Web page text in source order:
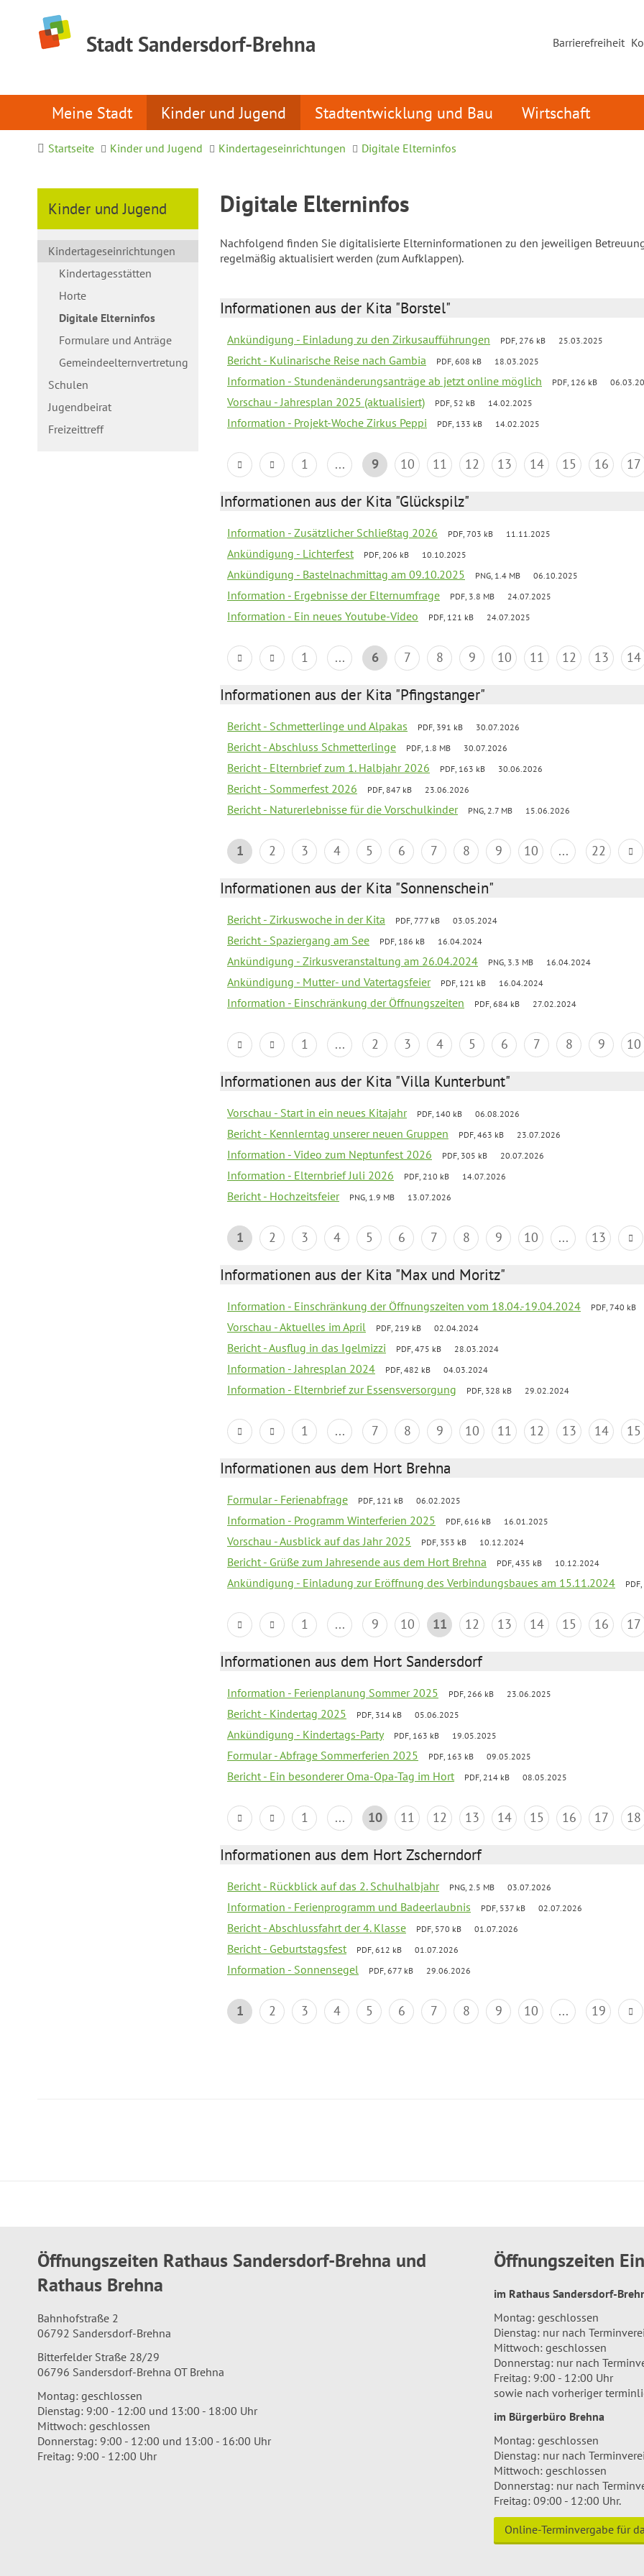
Stadt Sandersdorf-Brehna Barrierefreiheit
Meine Stadt Kinder und Jugend Stadtentwicklung und Bau Wirtschaft
Startseite Kinder und Jugend Kindertageseinrichtungen Digitale Elterninfos
Kinder und Jugend
Kindertageseinrichtungen
Kindertagesstätten
Horte
Digitale Elterninfos
Formulare und Anträge
Gemeindeelternvertretung
Schulen
Jugendbeirat
Freizeittreff
Digitale Elterninfos
Nachfolgend finden Sie digitalisierte Elterninformationen zu den jeweiligen
regelmäßig aktualisiert werden (zum Aufklappen).
Informationen aus der Kita "Borstel"
Ankündigung - Einladung zu den Zirkusaufführungen PDF, 276 kB 25.03.2025
Bericht - Kulinarische Reise nach Gambia PDF, 608 kB 18.03.2025
Information - Stundenänderungsanträge ab jetzt online möglich PDF, 126 kB
Vorschau - Jahresplan 2025 (aktualisiert) PDF, 52 kB 14.02.2025
Information - Projekt-Woche Zirkus Peppi PDF, 133 kB 14.02.2025
1 ... 9 10 11 12 13 14 15 16 17
Informationen aus der Kita "Glückspilz"
Information - Zusätzlicher Schließtag 2026 PDF, 703 kB 11.11.2025
Ankündigung - Lichterfest PDF, 206 kB 10.10.2025
Ankündigung - Bastelnachmittag am 09.10.2025 PNG, 1.4 MB 06.10.2025
Information - Ergebnisse der Elternumfrage PDF, 3.8 MB 24.07.2025
Information - Ein neues Youtube-Video PDF, 121 kB 24.07.2025
1 ... 6 7 8 9 10 11 12 13 14
Informationen aus der Kita "Pfingstanger"
Bericht - Schmetterlinge und Alpakas PDF, 391 kB 30.07.2026
Bericht - Abschluss Schmetterlinge PDF, 1.8 MB 30.07.2026
Bericht - Elternbrief zum 1. Halbjahr 2026 PDF, 163 kB 30.06.2026
Bericht - Sommerfest 2026 PDF, 847 kB 23.06.2026
Bericht - Naturerlebnisse für die Vorschulkinder PNG, 2.7 MB 15.06.2026
1 2 3 4 5 6 7 8 9 10 ... 22
Informationen aus der Kita "Sonnenschein"
Bericht - Zirkuswoche in der Kita PDF, 777 kB 03.05.2024
Bericht - Spaziergang am See PDF, 186 kB 16.04.2024
Ankündigung - Zirkusveranstaltung am 26.04.2024 PNG, 3.3 MB 16.04.2024
Ankündigung - Mutter- und Vatertagsfeier PDF, 121 kB 16.04.2024
Information - Einschränkung der Öffnungszeiten PDF, 684 kB 27.02.2024
1 ... 2 3 4 5 6 7 8 9 10
Informationen aus der Kita "Villa Kunterbunt"
Vorschau - Start in ein neues Kitajahr PDF, 140 kB 06.08.2026
Bericht - Kennlerntag unserer neuen Gruppen PDF, 463 kB 23.07.2026
Information - Video zum Neptunfest 2026 PDF, 305 kB 20.07.2026
Information - Elternbrief Juli 2026 PDF, 210 kB 14.07.2026
Bericht - Hochzeitsfeier PNG, 1.9 MB 13.07.2026
1 2 3 4 5 6 7 8 9 10 ... 13
Informationen aus der Kita "Max und Moritz"
Information - Einschränkung der Öffnungszeiten vom 18.04.-19.04.2024 PDF, 740 kB
Vorschau - Aktuelles im April PDF, 219 kB 02.04.2024
Bericht - Ausflug in das Igelmizzi PDF, 475 kB 28.03.2024
Information - Jahresplan 2024 PDF, 482 kB 04.03.2024
Information - Elternbrief zur Essensversorgung PDF, 328 kB 29.02.2024
1 ... 7 8 9 10 11 12 13 14 15
Informationen aus dem Hort Brehna
Formular - Ferienabfrage PDF, 121 kB 06.02.2025
Information - Programm Winterferien 2025 PDF, 616 kB 16.01.2025
Vorschau - Ausblick auf das Jahr 2025 PDF, 353 kB 10.12.2024
Bericht - Grüße zum Jahresende aus dem Hort Brehna PDF, 435 kB 10.12.2024
Ankündigung - Einladung zur Eröffnung des Verbindungsbaues am 15.11.2024
1 ... 9 10 11 12 13 14 15 16 17
Informationen aus dem Hort Sandersdorf
Information - Ferienplanung Sommer 2025 PDF, 266 kB 23.06.2025
Bericht - Kindertag 2025 PDF, 314 kB 05.06.2025
Ankündigung - Kindertags-Party PDF, 163 kB 19.05.2025
Formular - Abfrage Sommerferien 2025 PDF, 163 kB 09.05.2025
Bericht - Ein besonderer Oma-Opa-Tag im Hort PDF, 214 kB 08.05.2025
1 ... 10 11 12 13 14 15 16 17 18
Informationen aus dem Hort Zscherndorf
Bericht - Rückblick auf das 2. Schulhalbjahr PNG, 2.5 MB 03.07.2026
Information - Ferienprogramm und Badeerlaubnis PDF, 537 kB 02.07.2026
Bericht - Abschlussfahrt der 4. Klasse PDF, 570 kB 01.07.2026
Bericht - Geburtstagsfest PDF, 612 kB 01.07.2026
Information - Sonnensegel PDF, 677 kB 29.06.2026
1 2 3 4 5 6 7 8 9 10 ... 19
Öffnungszeiten Rathaus Sandersdorf-Brehna und
Rathaus Brehna
Bahnhofstraße 2
06792 Sandersdorf-Brehna
Bitterfelder Straße 28/29
06796 Sandersdorf-Brehna OT Brehna
Montag: geschlossen
Dienstag: 9:00 - 12:00 und 13:00 - 18:00 Uhr
Mittwoch: geschlossen
Donnerstag: 9:00 - 12:00 und 13:00 - 16:00 Uhr
Freitag: 9:00 - 12:00 Uhr
Öffnungszeiten
im Rathaus Sandersdorf-
Montag: geschlossen
Dienstag: nur nach
Mittwoch: geschlossen
Donnerstag: nur nach
Freitag: 9:00 - 12:00 Uhr
sowie nach vorheriger
im Bürgerbüro Brehna
Montag: geschlossen
Dienstag: nur nach
Mittwoch: geschlossen
Donnerstag: nur nach
Freitag: 09:00 - 12:00 Uhr.
Online-Terminvergabe für